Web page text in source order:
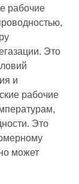
рабочие
Это
и
рабочие
Это
может